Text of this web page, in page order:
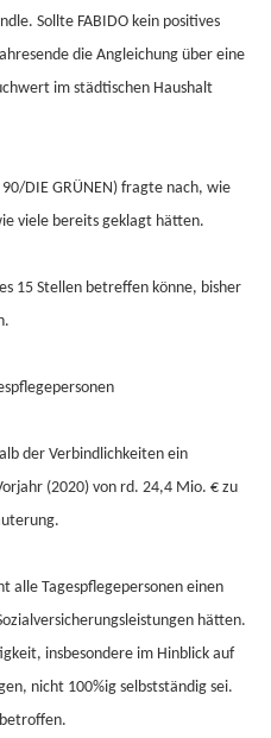
Sollte FABIDO kein positives
die Angleichung über eine
im städtischen Haushalt
DIE GRÜNEN) fragte nach, wie
viele bereits geklagt hätten.
15 Stellen betreffen könne, bisher
der Verbindlichkeiten ein
(2020) von rd. 24,4 Mio. € zu
alle Tagespflegepersonen einen
hätten.
insbesondere im Hinblick auf
nicht 100%ig selbstständig sei.